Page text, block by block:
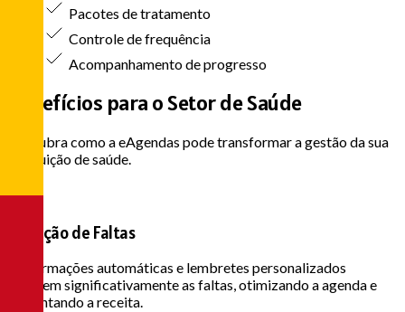
Pacotes de tratamento
Controle de frequência
Acompanhamento de progresso
Benefícios para oSetor de Saúde
Descubra como a eAgendas pode transformar a gestão da sua
instituição de saúde.
Redução de Faltas
Confirmações automáticas e lembretes personalizados
reduzem significativamente as faltas, otimizando a agenda e
aumentando a receita.